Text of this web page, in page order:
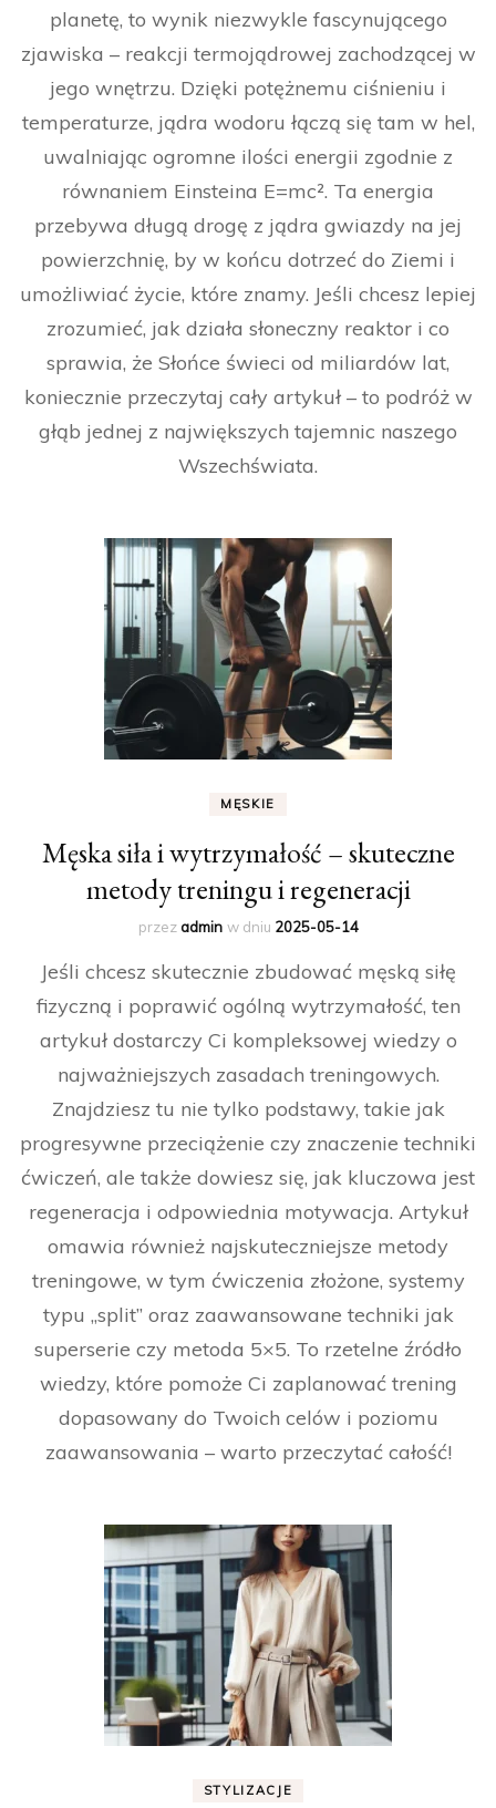
planetę, to wynik niezwykle fascynującego
zjawiska – reakcji termojądrowej zachodzącej w
jego wnętrzu. Dzięki potężnemu ciśnieniu i
temperaturze, jądra wodoru łączą się tam w hel,
uwalniając ogromne ilości energii zgodnie z
równaniem Einsteina E=mc². Ta energia
przebywa długą drogę z jądra gwiazdy na jej
powierzchnię, by w końcu dotrzeć do Ziemi i
umożliwiać życie, które znamy. Jeśli chcesz lepiej
zrozumieć, jak działa słoneczny reaktor i co
sprawia, że Słońce świeci od miliardów lat,
koniecznie przeczytaj cały artykuł – to podróż w
głąb jednej z największych tajemnic naszego
Wszechświata.
MĘSKIE
Męska siła i wytrzymałość – skuteczne
metody treningu i regeneracji
przezadmin w dniu 2025-05-14
Jeśli chcesz skutecznie zbudować męską siłę
fizyczną i poprawić ogólną wytrzymałość, ten
artykuł dostarczy Ci kompleksowej wiedzy o
najważniejszych zasadach treningowych.
Znajdziesz tu nie tylko podstawy, takie jak
progresywne przeciążenie czy znaczenie techniki
ćwiczeń, ale także dowiesz się, jak kluczowa jest
regeneracja i odpowiednia motywacja. Artykuł
omawia również najskuteczniejsze metody
treningowe, w tym ćwiczenia złożone, systemy
typu „split” oraz zaawansowane techniki jak
superserie czy metoda 5×5. To rzetelne źródło
wiedzy, które pomoże Ci zaplanować trening
dopasowany do Twoich celów i poziomu
zaawansowania – warto przeczytać całość!
STYLIZACJE